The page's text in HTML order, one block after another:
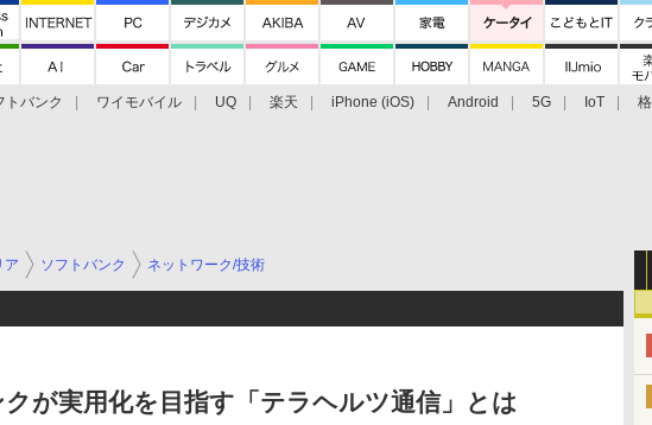
トバンク ワイモバイル UQ 楽天 iPhone (iOS) Android 5G IoT
ア ソフトバンク ネットワーク/技術
が実用化を目指す「テラヘルツ通信」とは